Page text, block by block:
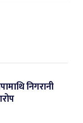
निगरानी